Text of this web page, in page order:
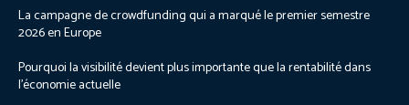
La campagne de crowdfunding qui a marqué le premier semestre
2026 en Europe
Pourquoi la visibilité devient plus importante que la rentabilité dans
l’économie actuelle